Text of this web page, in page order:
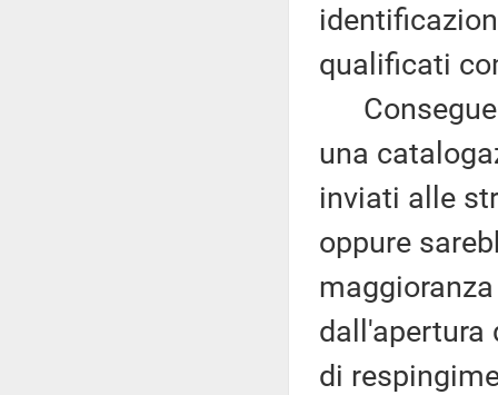
qualificati
una
inviati alle
oppure
di